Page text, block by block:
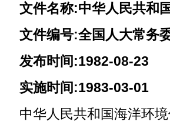
文件名称:中华人民共和
文件编号:全国人大常务
发布时间:1982-08-23
实施时间:1983-03-01
中华人民共和国海洋环